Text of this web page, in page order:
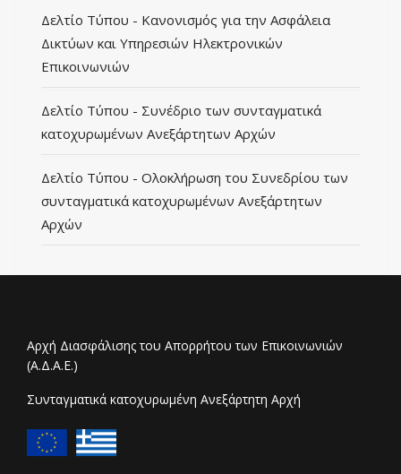
Δελτίο Τύπου - Κανονισμός για την Ασφάλεια
Δικτύων και Υπηρεσιών Ηλεκτρονικών
Επικοινωνιών
Δελτίο Τύπου - Συνέδριο των συνταγματικά
κατοχυρωμένων Ανεξάρτητων Αρχών
Δελτίο Τύπου - Ολοκλήρωση του Συνεδρίου των
συνταγματικά κατοχυρωμένων Ανεξάρτητων
Αρχών
Αρχή Διασφάλισης του Απορρήτου των Επικοινωνιών
(Α.Δ.Α.Ε.)
Συνταγματικά κατοχυρωμένη Ανεξάρτητη Αρχή